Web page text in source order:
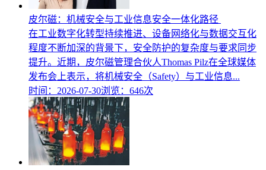
皮尔磁：机械安全与工业信息安全一体化路径
在工业数字化转型持续推进、设备网络化与数据交互化
程度不断加深的背景下，安全防护的复杂度与要求同步
提升。近期，皮尔磁管理合伙人Thomas Pilz在全球媒体
发布会上表示，将机械安全（Safety）与工业信息...
时间：2026-07-30浏览：646次